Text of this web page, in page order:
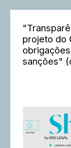
projeto do
sanções"